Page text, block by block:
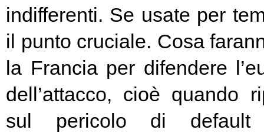
indifferenti. Se usate per
il punto cruciale. Cosa
la Francia per difendere
dell’attacco, cioè quando
sul pericolo di default